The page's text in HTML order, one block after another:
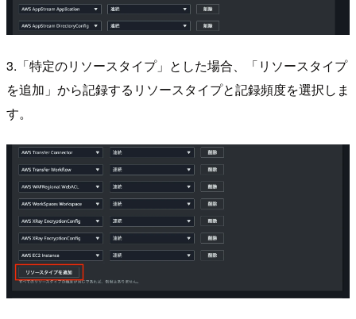
3.「特定のリソースタイプ」とした場合、「リソースタイプ
を追加」から記録するリソースタイプと記録頻度を選択しま
す。